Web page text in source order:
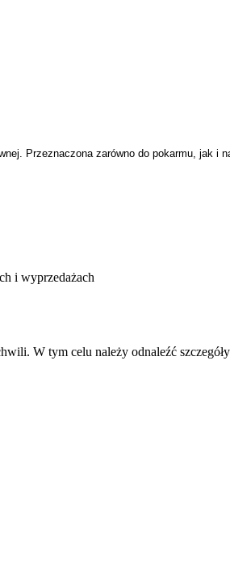
Przeznaczona zarówno do pokarmu, jak i
i wyprzedażach
W tym celu należy odnaleźć